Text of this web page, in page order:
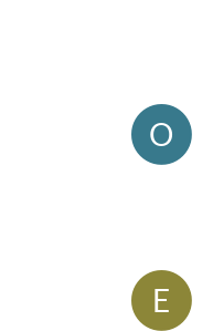
O
E